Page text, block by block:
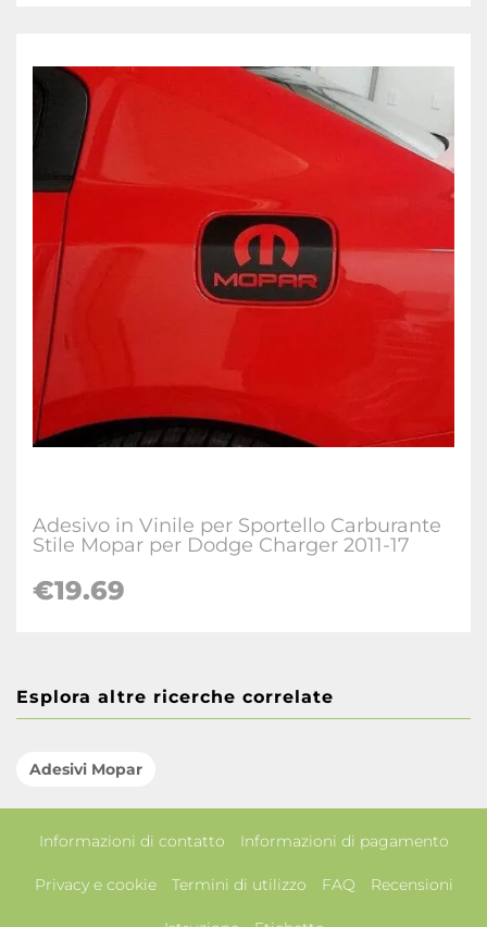
Adesivo in Vinile per Sportello Carburante
Stile Mopar per Dodge Charger 2011-17
€19.69
Esplora altre ricerche correlate
Adesivi Mopar
Informazioni di contatto Informazioni di pagamento
Privacy e cookie Termini di utilizzo FAQ Recensioni